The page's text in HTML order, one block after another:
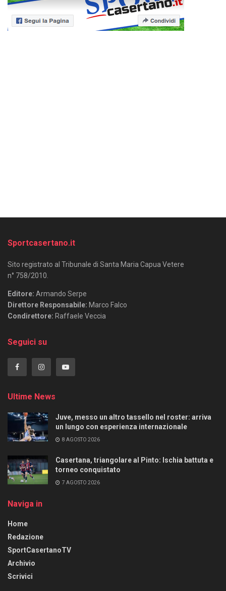
Sportcasertano.it
Sito registrato al Tribunale di Santa Maria Capua Vetere
n° 758/2010.
Editore: Armando Serpe
Direttore Responsabile: Marco Falco
Condirettore: Raffaele Veccia
Seguici su
Ultime News
Juve, messo un altro tassello nel roster: arriva
un lungo con esperienza internazionale
8 AGOSTO 2026
Casertana, triangolare al Pinto: Ischia battuta e
torneo conquistato
7 AGOSTO 2026
Naviga in
Home
Redazione
SportCasertanoTV
Archivio
Scrivici